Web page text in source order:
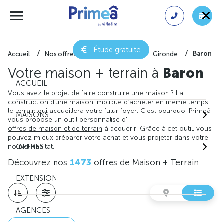
Étude gratuite
ACCUEIL
MAISONS
OFFRES
EXTENSION
AGENCES
Accueil Nos offres de maison + terrain Gironde Baron
Votre maison + terrain à Baron
Vous avez le projet de faire construire une maison ? La
construction d'une maison implique d'acheter en même temps
le terrain qui accueillera votre futur foyer. C'est pourquoi Primeâ
vous propose un outil personnalisé d'
offres de maison et de terrain à acquérir. Grâce à cet outil, vous
pouvez mieux préparer votre achat et vous projeter dans votre
nouvel habitat.
Découvrez nos1473offres de Maison + Terrain